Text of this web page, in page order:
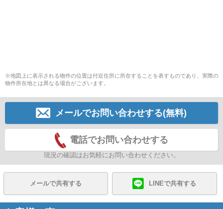
※地図上に表示される物件の位置は付近住所に所在することを表すものであり、実際の
物件所在地とは異なる場合がございます。
メールでお問い合わせする(無料)
電話でお問い合わせする
現況の確認はお気軽にお問い合わせください。
メールで共有する LINEで共有する